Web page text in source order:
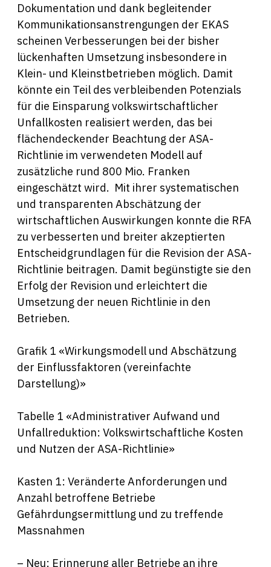
Dokumentation und dank begleitender
Kommunikationsanstrengungen der EKAS
scheinen Verbesserungen bei der bisher
lückenhaften Umsetzung insbesondere in
Klein- und Kleinstbetrieben möglich. Damit
könnte ein Teil des verbleibenden Potenzials
für die Einsparung volkswirtschaftlicher
Unfallkosten realisiert werden, das bei
flächendeckender Beachtung der ASA-
Richtlinie im verwendeten Modell auf
zusätzliche rund 800 Mio. Franken
eingeschätzt wird. Mit ihrer systematischen
und transparenten Abschätzung der
wirtschaftlichen Auswirkungen konnte die RFA
zu verbesserten und breiter akzeptierten
Entscheidgrundlagen für die Revision der ASA-
Richtlinie beitragen. Damit begünstigte sie den
Erfolg der Revision und erleichtert die
Umsetzung der neuen Richtlinie in den
Betrieben.
Grafik 1 «Wirkungsmodell und Abschätzung
der Einflussfaktoren (vereinfachte
Darstellung)»
Tabelle 1 «Administrativer Aufwand und
Unfallreduktion: Volkswirtschaftliche Kosten
und Nutzen der ASA-Richtlinie»
Kasten 1: Veränderte Anforderungen und
Anzahl betroffene Betriebe
Gefährdungsermittlung und zu treffende
Massnahmen
– Neu: Erinnerung aller Betriebe an ihre